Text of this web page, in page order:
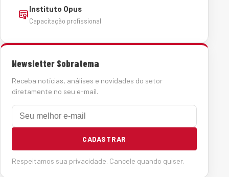
Instituto Opus
Capacitação profissional
Newsletter Sobratema
Receba notícias, análises e novidades do setor
diretamente no seu e-mail.
E-mail
CADASTRAR
Respeitamos sua privacidade. Cancele quando quiser.